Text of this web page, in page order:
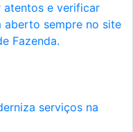
atentos e verificar
aberto sempre no site
Fazenda.
serviços na